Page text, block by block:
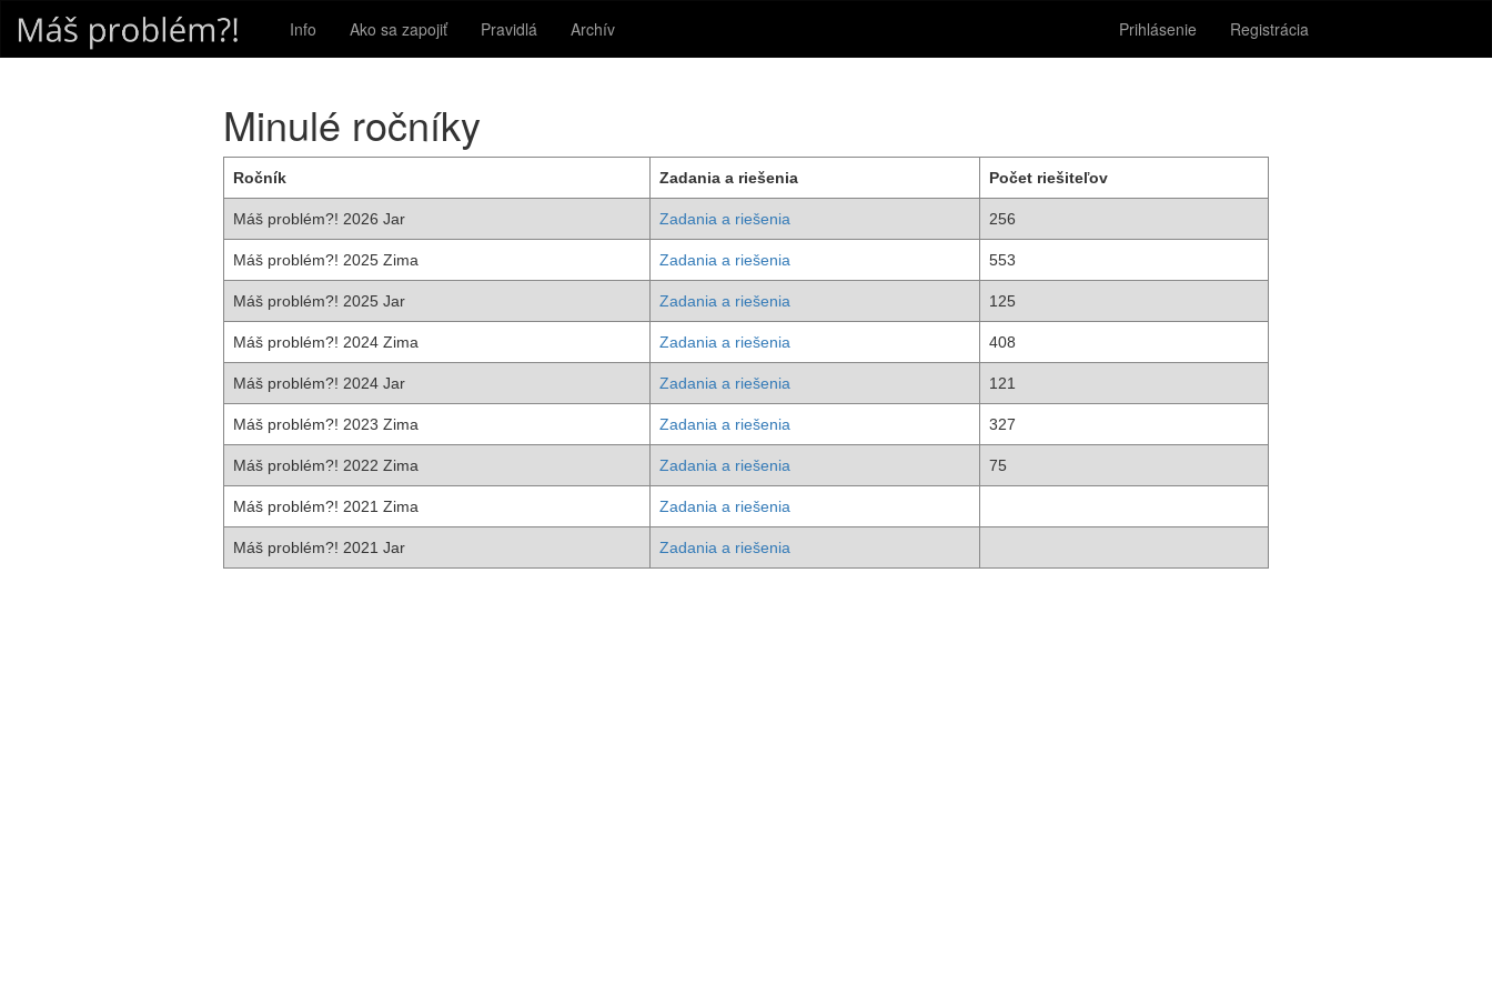
Info Ako sa zapojiť Pravidlá Archív Prihlásenie Registrácia
Minulé ročníky
Ročník Zadania a riešenia Počet riešiteľov
Máš problém?! 2026 Jar Zadania a riešenia 256
Máš problém?! 2025 Zima Zadania a riešenia 553
Máš problém?! 2025 Jar Zadania a riešenia 125
Máš problém?! 2024 Zima Zadania a riešenia 408
Máš problém?! 2024 Jar Zadania a riešenia 121
Máš problém?! 2023 Zima Zadania a riešenia 327
Máš problém?! 2022 Zima Zadania a riešenia 75
Máš problém?! 2021 Zima Zadania a riešenia
Máš problém?! 2021 Jar Zadania a riešenia